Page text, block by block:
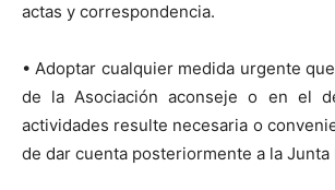
actas y correspondencia.
• Adoptar cualquier medida urgente
de la Asociación aconseje o en el
actividades resulte necesaria o
de dar cuenta posteriormente a la Junta